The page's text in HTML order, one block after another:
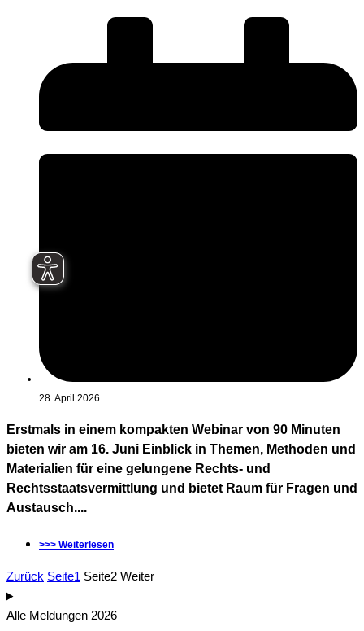
28. April 2026
Erstmals in einem kompakten Webinar von 90 Minuten
bieten wir am 16. Juni Einblick in Themen, Methoden und
Materialien für eine gelungene Rechts- und
Rechtsstaatsvermittlung und bietet Raum für Fragen und
Austausch....
>>> Weiterlesen
Zurück Seite1 Seite2 Weiter
Alle Meldungen 2026